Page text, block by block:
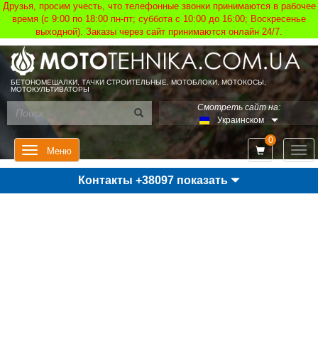
Друзья, просим учесть, что телефонные звонки принимаются в рабочее
время (с 9:00 по 18:00 пн-пт; суббота с 10:00 до 16:00; Воскресенье
выходной). Заказы через сайт принимаются онлайн 24/7.
БЕТОНОМЕШАЛКИ, ТАЧКИ СТРОИТЕЛЬНЫЕ, МОТОБЛОКИ, МОТОКОСЫ,
МОТОКУЛЬТИВАТОРЫ
Смотреть сайт на:
Украинском
Меню
0
Контакты +38097 показать